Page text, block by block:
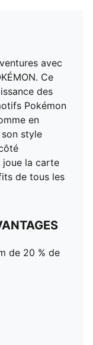
avec
Ce
des
Pokémon
en
style
joue la carte
de tous les
de 20 % de